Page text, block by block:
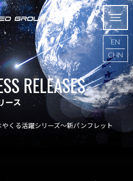
EN
CHN
RELEASES
ース
やくる活躍シリーズ～新パンフレット